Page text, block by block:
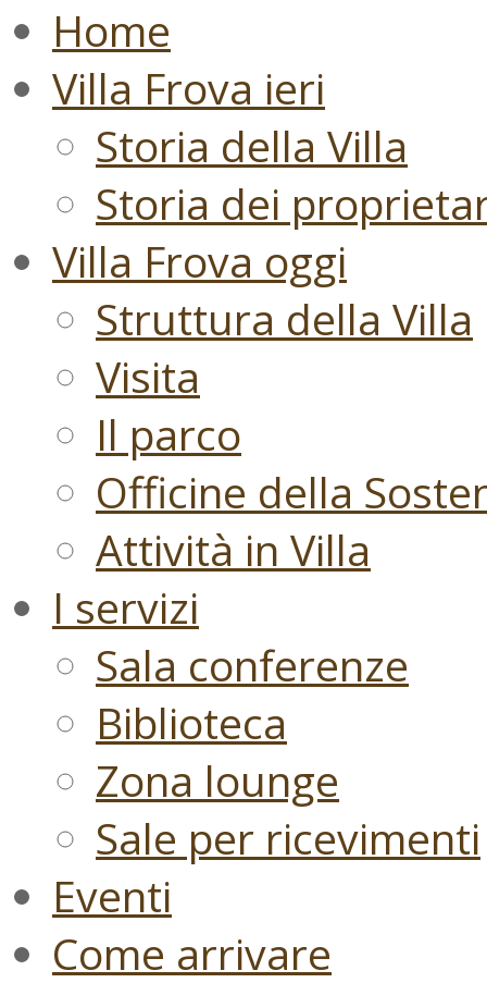
Home
Villa Frova ieri
Storia della Villa
Storia dei
Villa Frova oggi
Struttura della Villa
Visita
Il parco
Officine della
Attività in Villa
I servizi
Sala conferenze
Biblioteca
Zona lounge
Sale per ricevimenti
Eventi
Come arrivare